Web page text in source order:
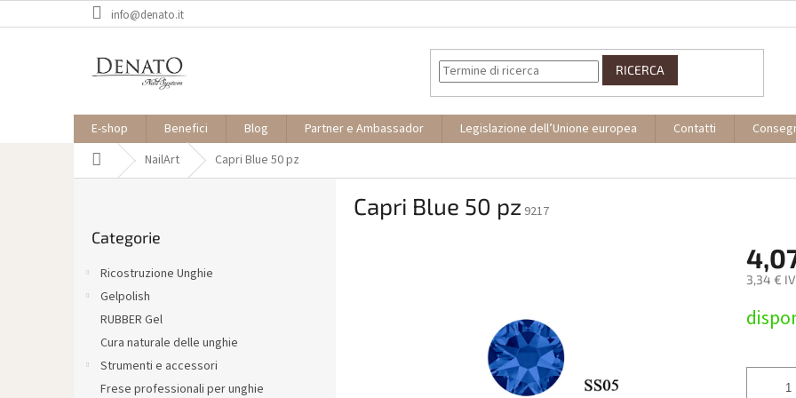
al
info@denato.it
RICERCA
E-shop Benefici Blog Partner e Ambassador Legislazione dell’Unione europea Contatti
Casa NailArt Capri Blue 50 pz
le
Categorie
Ricostruzione Unghie
Gelpolish
RUBBER Gel
Cura naturale delle unghie
Strumenti e accessori
Frese professionali per unghie
Capri Blue 50 pz 9217
3,34 €
della